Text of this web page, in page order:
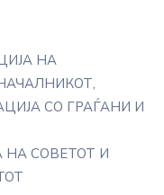
НА
СО ГРАЃАНИ И
СОВЕТОТ И